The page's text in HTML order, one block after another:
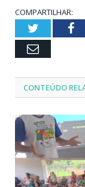
COMPARTILHAR:
Twitter
Email
CONTEÚDO